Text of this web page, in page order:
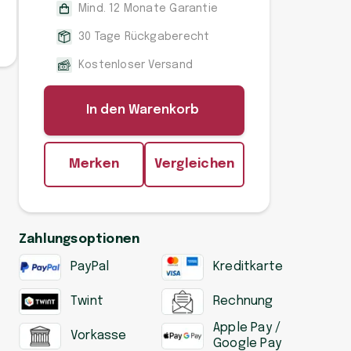
Mind. 12 Monate Garantie
30 Tage Rückgaberecht
Kostenloser Versand
In den Warenkorb
Merken Vergleichen
Zahlungsoptionen
PayPal Kreditkarte
Twint Rechnung
Vorkasse
Apple Pay /
Google Pay